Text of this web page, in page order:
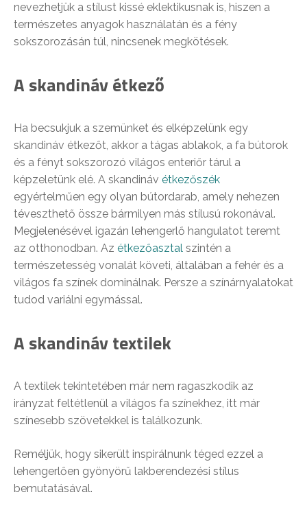
nevezhetjük a stílust kissé eklektikusnak is, hiszen a
természetes anyagok használatán és a fény
sokszorozásán túl, nincsenek megkötések.
A skandináv étkező
Ha becsukjuk a szemünket és elképzelünk egy
skandináv étkezőt, akkor a tágas ablakok, a fa bútorok
és a fényt sokszorozó világos enteriőr tárul a
képzeletünk elé. A skandináv étkezőszék
egyértelműen egy olyan bútordarab, amely nehezen
téveszthető össze bármilyen más stílusú rokonával.
Megjelenésével igazán lehengerlő hangulatot teremt
az otthonodban. Az étkezőasztal szintén a
természetesség vonalát követi, általában a fehér és a
világos fa színek dominálnak. Persze a színárnyalatokat
tudod variálni egymással.
A skandináv textilek
A textilek tekintetében már nem ragaszkodik az
irányzat feltétlenül a világos fa színekhez, itt már
színesebb szövetekkel is találkozunk.
Reméljük, hogy sikerült inspirálnunk téged ezzel a
lehengerlően gyönyörű lakberendezési stílus
bemutatásával.